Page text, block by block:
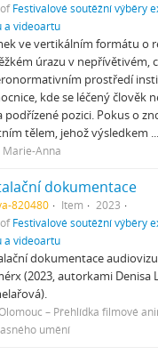
Festivalové soutěžní výběry
a videoartu
ve vertikálním formátu o
úrazu v nepřívětivém,
prostředí
kde se léčený člověk
podřízené pozici. Pokus o
tělem, jehož výsledkem ...
Marie-Anna
dokumentace
820480 Item
2023
Festivalové soutěžní výběry
a videoartu
dokumentace
(2023, autorkami Denisa
– Přehlídka filmové
umění